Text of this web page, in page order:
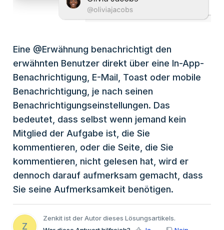
Eine @Erwähnung benachrichtigt den
erwähnten Benutzer direkt über eine In-App-
Benachrichtigung, E-Mail, Toast oder mobile
Benachrichtigung, je nach seinen
Benachrichtigungseinstellungen. Das
bedeutet, dass selbst wenn jemand kein
Mitglied der Aufgabe ist, die Sie
kommentieren, oder die Seite, die Sie
kommentieren, nicht gelesen hat, wird er
dennoch darauf aufmerksam gemacht, dass
Sie seine Aufmerksamkeit benötigen.
Z
Zenkit ist der Autor dieses Lösungsartikels.